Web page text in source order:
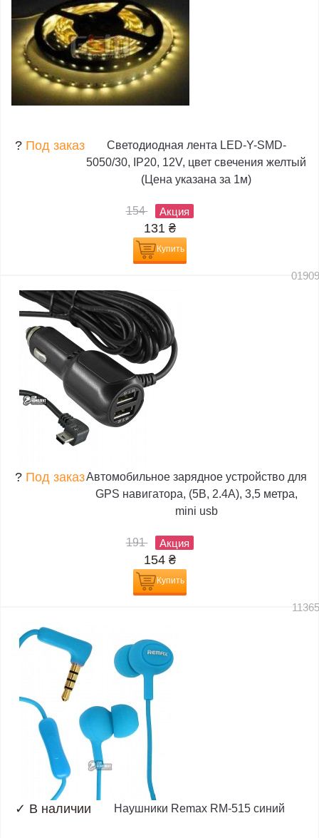
? Под заказ
Светодиодная лента LED-Y-SMD-
5050/30, IP20, 12V, цвет свечения желтый
(Цена указана за 1м)
154 Акция
131 ₴
Купить
? Под заказАвтомобильное зарядное устройство для
GPS навигатора, (5В, 2.4А), 3,5 метра,
mini usb
191 Акция
154 ₴
Купить
✓ В наличии Наушники Remax RM-515 синий